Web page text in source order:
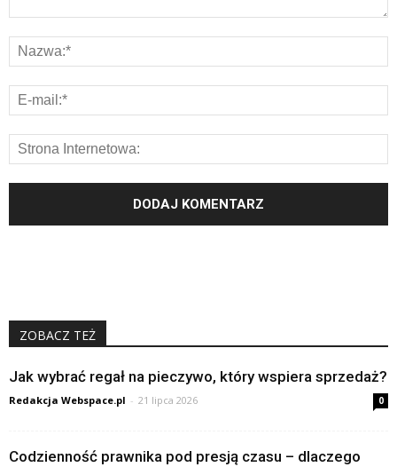
ZOBACZ TEŻ
Jak wybrać regał na pieczywo, który wspiera sprzedaż?
Redakcja Webspace.pl - 21 lipca 2026 0
Codzienność prawnika pod presją czasu – dlaczego